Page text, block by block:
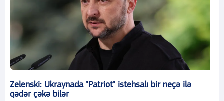
Zelenski: Ukraynada "Patriot" istehsalı bir neçə ilə
qədər çəkə bilər